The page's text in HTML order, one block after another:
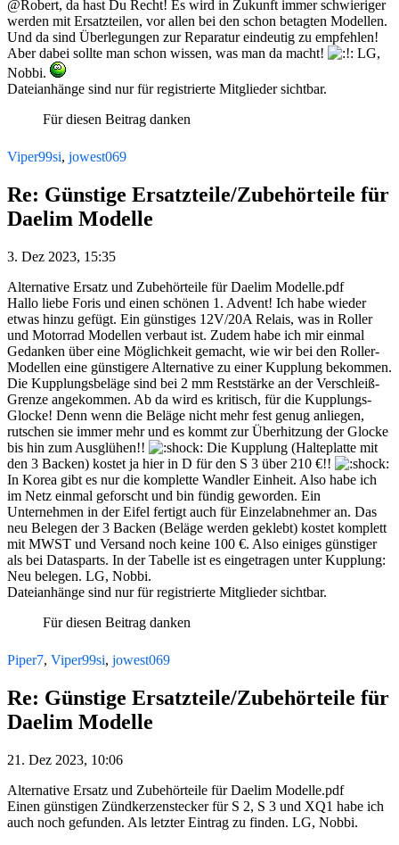
@Robert, da hast Du Recht! Es wird in Zukunft immer schwieriger
werden mit Ersatzteilen, vor allen bei den schon betagten Modellen.
Und da sind Überlegungen zur Reparatur eindeutig zu empfehlen!
Aber dabei sollte man schon wissen, was man da macht!
LG,
Nobbi.
Dateianhänge sind nur für registrierte Mitglieder sichtbar.
Für diesen Beitrag danken
Viper99si, jowest069
Re: Günstige Ersatzteile/Zubehörteile für
Daelim Modelle
3. Dez 2023, 15:35
Alternative Ersatz und Zubehörteile für Daelim Modelle.pdf
Hallo liebe Foris und einen schönen 1. Advent! Ich habe wieder
etwas hinzu gefügt. Ein günstiges 12V/20A Relais, was in Roller
und Motorrad Modellen verbaut ist. Zudem habe ich mir einmal
Gedanken über eine Möglichkeit gemacht, wie wir bei den Roller-
Modellen eine günstigere Alternative zu einer Kupplung bekommen.
Die Kupplungsbeläge sind bei 2 mm Reststärke an der Verschleiß-
Grenze angekommen. Ab da wird es kritisch, für die Kupplungs-
Glocke! Denn wenn die Beläge nicht mehr fest genug anliegen,
rutschen sie immer mehr und es kommt zur Überhitzung der Glocke
bis hin zum Ausglühen!!
Die Kupplung (Halteplatte mit
den 3 Backen) kostet ja hier in D für den S 3 über 210 €!!
In Korea gibt es nur die komplette Wandler Einheit. Also habe ich
im Netz einmal geforscht und bin fündig geworden. Ein
Unternehmen in der Eifel fertigt auch für Einzelabnehmer an. Das
neu Belegen der 3 Backen (Beläge werden geklebt) kostet komplett
mit MWST und Versand noch keine 100 €. Also einiges günstiger
als bei Datasparts. In der Tabelle ist es eingetragen unter Kupplung:
Neu belegen. LG, Nobbi.
Dateianhänge sind nur für registrierte Mitglieder sichtbar.
Für diesen Beitrag danken
Piper7, Viper99si, jowest069
Re: Günstige Ersatzteile/Zubehörteile für
Daelim Modelle
21. Dez 2023, 10:06
Alternative Ersatz und Zubehörteile für Daelim Modelle.pdf
Einen günstigen Zündkerzenstecker für S 2, S 3 und XQ1 habe ich
auch noch gefunden. Als letzter Eintrag zu finden. LG, Nobbi.